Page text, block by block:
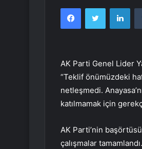
FacebookTwitter
AK Parti Genel Lider
“Teklif önümüzdeki
netleşmedi.
katılmamak için
AK Parti’nin
çalışmalar